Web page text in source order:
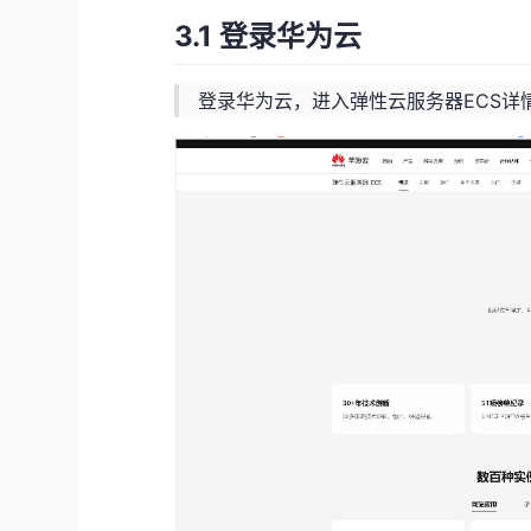
3.1 登录华为云
登录华为云，进入弹性云服务器ECS详